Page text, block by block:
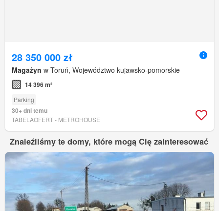
28 350 000 zł
Magażyn w Toruń, Województwo kujawsko-pomorskie
14 396 m²
Parking
30+ dni temu
TABELAOFERT - METROHOUSE
Znaleźliśmy te domy, które mogą Cię zainteresować